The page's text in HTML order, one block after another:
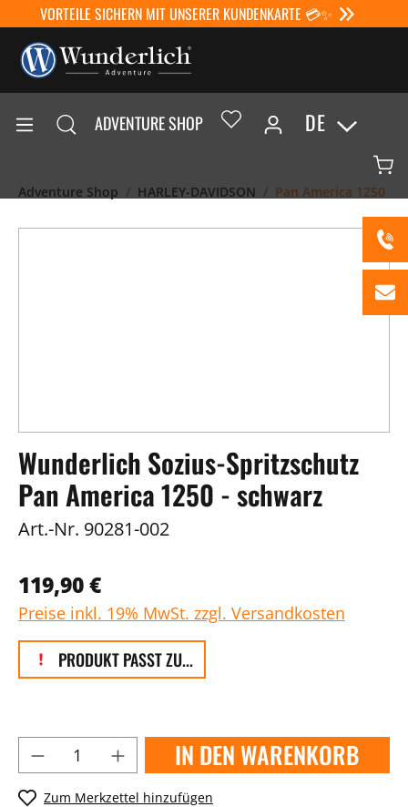
VORTEILE SICHERN MIT UNSERER KUNDENKARTE 💳✨
ADVENTURE SHOP DE
Adventure Shop HARLEY-DAVIDSON Pan America 1250
Wunderlich Sozius-Spritzschutz
Pan America 1250 - schwarz
Art.-Nr. 90281-002
119,90 €
Preise inkl. 19% MwSt. zzgl. Versandkosten
PRODUKT PASST ZU...
IN DEN WARENKORB
Zum Merkzettel hinzufügen